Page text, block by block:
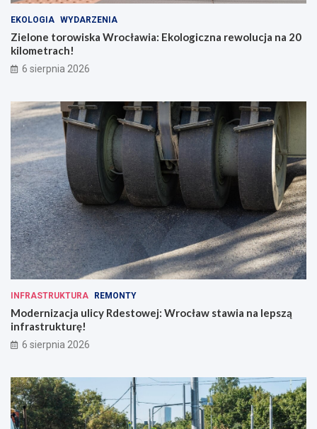
t
e
r
ó
o
d
z
e
n
n
o
ś
c
i
EKOLOGIA WYDARZENIA
Zielone torowiska Wrocławia: Ekologiczna rewolucja na 20
kilometrach!
6 sierpnia 2026
INFRASTRUKTURA REMONTY
Modernizacja ulicy Rdestowej: Wrocław stawia na lepszą
infrastrukturę!
6 sierpnia 2026